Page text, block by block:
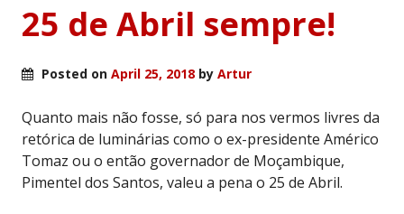
25 de Abril sempre!
Posted on April 25, 2018 by Artur
Quanto mais não fosse, só para nos vermos livres da
retórica de luminárias como o ex-presidente Américo
Tomaz ou o então governador de Moçambique,
Pimentel dos Santos, valeu a pena o 25 de Abril.